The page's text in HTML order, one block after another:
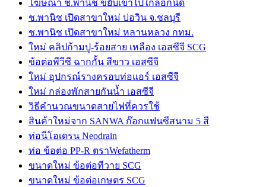
โฆษณา ช.พานิช ขยับเข้าไปใกล้อีกนิด
ช.พานิช เปิดสาขาใหม่ บ่อวิน จ.ชลบุรี
ช.พานิช เปิดสาขาใหม่ หลานหลวง กทม.
ใหม่ คลิปก้ามปู-ร้อยสาย เหลือง เอสซีจี SCG
ข้อต่อพีวีซี ฉากกั้น สีขาว เอสซีจี
ใหม่ อุปกรณ์รางครอบท่อแอร์ เอสซีจี
ใหม่ กล่องพักสายกันน้ำ เอสซีจี
วิธีคำนวณขนาดสายไฟที่ควรใช้
สินค้าใหม่จาก SANWA ก๊อกแฟนซีสนาม 5 สี
ท่อนีโอเดรน Neodrain
ท่อ ข้อต่อ PP-R ตราWefatherm
ขนาดใหม่ ข้อต่อทีวาย SCG
ขนาดใหม่ ข้อต่อเกษตร SCG